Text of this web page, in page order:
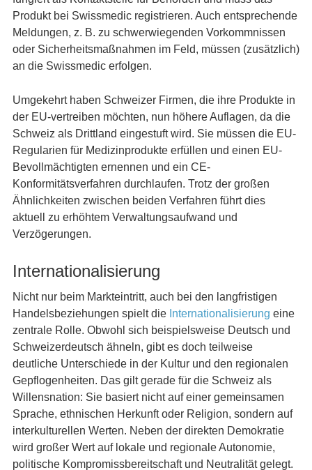
Produkt bei Swissmedic registrieren. Auch entsprechende
Meldungen, z. B. zu schwerwiegenden Vorkommnissen
oder Sicherheitsmaßnahmen im Feld, müssen (zusätzlich)
an die Swissmedic erfolgen.
Umgekehrt haben Schweizer Firmen, die ihre Produkte in
der EU-vertreiben möchten, nun höhere Auflagen, da die
Schweiz als Drittland eingestuft wird. Sie müssen die EU-
Regularien für Medizinprodukte erfüllen und einen EU-
Bevollmächtigten ernennen und ein CE-
Konformitätsverfahren durchlaufen. Trotz der großen
Ähnlichkeiten zwischen beiden Verfahren führt dies
aktuell zu erhöhtem Verwaltungsaufwand und
Verzögerungen.
Internationalisierung
Nicht nur beim Markteintritt, auch bei den langfristigen
Handelsbeziehungen spielt die Internationalisierung eine
zentrale Rolle. Obwohl sich beispielsweise Deutsch und
Schweizerdeutsch ähneln, gibt es doch teilweise
deutliche Unterschiede in der Kultur und den regionalen
Gepflogenheiten. Das gilt gerade für die Schweiz als
Willensnation: Sie basiert nicht auf einer gemeinsamen
Sprache, ethnischen Herkunft oder Religion, sondern auf
interkulturellen Werten. Neben der direkten Demokratie
wird großer Wert auf lokale und regionale Autonomie,
politische Kompromissbereitschaft und Neutralität gelegt.